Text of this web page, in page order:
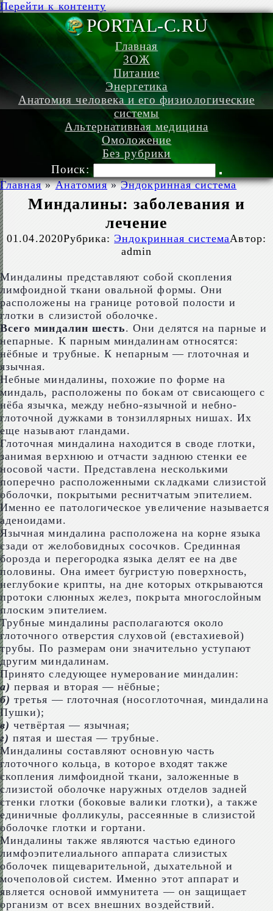
Перейти к контенту
PORTAL-
Главная
ЗОЖ
Питание
Энергетика
Анатомия человека и его физиологические
системы
Альтернативная медицина
Омоложение
Без рубрики
Поиск:
Главная » Анатомия » Эндокринная система
Миндалины: заболевания и
лечение
01.04.2020Рубрика: Эндокринная системаАвтор:
admin
Миндалины представляют собой скопления
лимфоидной ткани овальной формы. Они
расположены на границе ротовой полости и
глотки в слизистой оболочке.
Всего миндалин шесть. Они делятся на парные и
непарные. К парным миндалинам относятся:
нёбные и трубные. К непарным — глоточная и
язычная.
Небные миндалины, похожие по форме на
миндаль, расположены по бокам от свисающего с
нёба язычка, между небно-язычной и небно-
глоточной дужками в тонзиллярных нишах. Их
еще называют гландами.
Глоточная миндалина находится в своде глотки,
занимая верхнюю и отчасти заднюю стенки ее
носовой части. Представлена несколькими
поперечно расположенными складками слизистой
оболочки, покрытыми реснитчатым эпителием.
Именно ее патологическое увеличение называется
аденоидами.
Язычная миндалина расположена на корне языка
сзади от желобовидных сосочков. Срединная
борозда и перегородка языка делят ее на две
половины. Она имеет бугристую поверхность,
неглубокие крипты, на дне которых открываются
протоки слюнных желез, покрыта многослойным
плоским эпителием.
Трубные миндалины располагаются около
глоточного отверстия слуховой (евстахиевой)
трубы. По размерам они значительно уступают
другим миндалинам.
Принято следующее нумерование миндалин:
а) первая и вторая — нёбные;
б) третья — глоточная (носоглоточная, миндалина
Пушки);
в) четвёртая — язычная;
г) пятая и шестая — трубные.
Миндалины составляют основную часть
глоточного кольца, в которое входят также
скопления лимфоидной ткани, заложенные в
слизистой оболочке наружных отделов задней
стенки глотки (боковые валики глотки), а также
единичные фолликулы, рассеянные в слизистой
оболочке глотки и гортани.
Миндалины также являются частью единого
лимфоэпителиального аппарата слизистых
оболочек пищеварительной, дыхательной и
мочеполовой систем. Именно этот аппарат и
является основой иммунитета — он защищает
организм от всех внешних воздействий.